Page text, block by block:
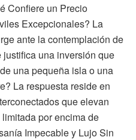
Confiere un Precio
Excepcionales? La
ante la contemplación de
una inversión que
una pequeña isla o una
La respuesta reside en
que elevan
por encima de
Impecable y Lujo Sin